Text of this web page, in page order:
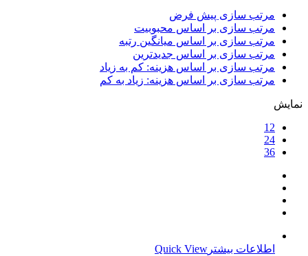
مرتب سازی پیش فرض
مرتب سازی بر اساس محبوبیت
مرتب سازی بر اساس میانگین رتبه
مرتب سازی بر اساس جدیدترین
مرتب سازی بر اساس هزینه: کم به زیاد
مرتب سازی بر اساس هزینه: زیاد به کم
نمایش
12
24
36
اطلاعات بیشتر Quick View